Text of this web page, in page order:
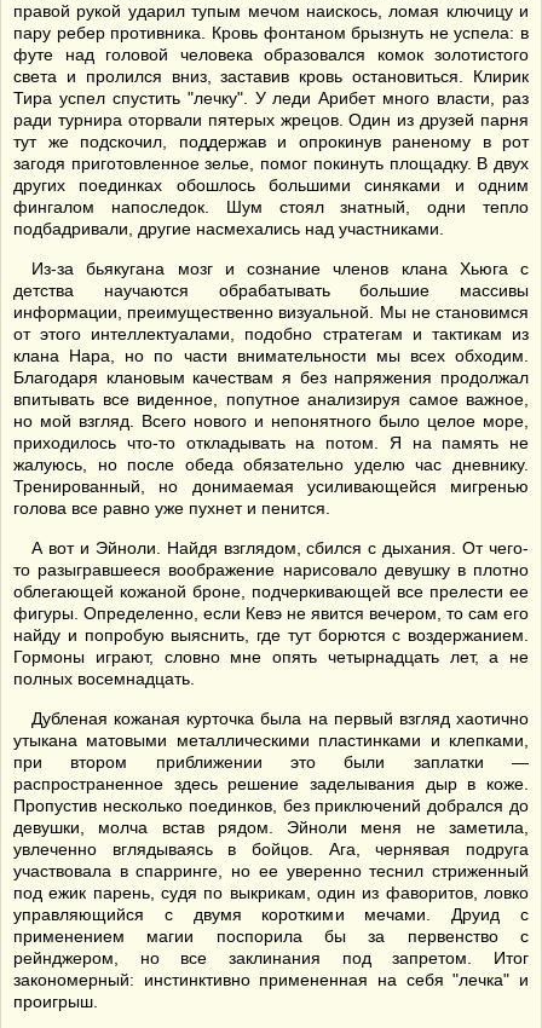
правой рукой ударил тупым мечом наискось, ломая ключицу и
пару ребер противника. Кровь фонтаном брызнуть не успела: в
футе над головой человека образовался комок золотистого
света и пролился вниз, заставив кровь остановиться. Клирик
Тира успел спустить "лечку". У леди Арибет много власти, раз
ради турнира оторвали пятерых жрецов. Один из друзей парня
тут же подскочил, поддержав и опрокинув раненому в рот
загодя приготовленное зелье, помог покинуть площадку. В двух
других поединках обошлось большими синяками и одним
фингалом напоследок. Шум стоял знатный, одни тепло
подбадривали, другие насмехались над участниками.
Из-за бьякугана мозг и сознание членов клана Хьюга с
детства научаются обрабатывать большие массивы
информации, преимущественно визуальной. Мы не становимся
от этого интеллектуалами, подобно стратегам и тактикам из
клана Нара, но по части внимательности мы всех обходим.
Благодаря клановым качествам я без напряжения продолжал
впитывать все виденное, попутное анализируя самое важное,
но мой взгляд. Всего нового и непонятного было целое море,
приходилось что-то откладывать на потом. Я на память не
жалуюсь, но после обеда обязательно уделю час дневнику.
Тренированный, но донимаемая усиливающейся мигренью
голова все равно уже пухнет и пенится.
А вот и Эйноли. Найдя взглядом, сбился с дыхания. От чего-
то разыгравшееся воображение нарисовало девушку в плотно
облегающей кожаной броне, подчеркивающей все прелести ее
фигуры. Определенно, если Кевэ не явится вечером, то сам его
найду и попробую выяснить, где тут борются с воздержанием.
Гормоны играют, словно мне опять четырнадцать лет, а не
полных восемнадцать.
Дубленая кожаная курточка была на первый взгляд хаотично
утыкана матовыми металлическими пластинками и клепками,
при втором приближении это были заплатки —
распространенное здесь решение заделывания дыр в коже.
Пропустив несколько поединков, без приключений добрался до
девушки, молча встав рядом. Эйноли меня не заметила,
увлеченно вглядываясь в бойцов. Ага, чернявая подруга
участвовала в спарринге, но ее уверенно теснил стриженный
под ежик парень, судя по выкрикам, один из фаворитов, ловко
управляющийся с двумя короткими мечами. Друид с
применением магии поспорила бы за первенство с
рейнджером, но все заклинания под запретом. Итог
закономерный: инстинктивно примененная на себя "лечка" и
проигрыш.